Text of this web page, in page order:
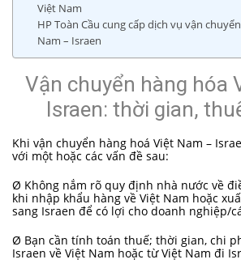
Việt Nam
HP Toàn Cầu cung cấp dịch vụ vận
Nam – Israen
Vận chuyển hàng hóa
Israen: thời gian,
Khi vận chuyển hàng hoá Việt Nam –
với một hoặc các vấn đề sau:
Ø Không nắm rõ quy định nhà nước về
khi nhập khẩu hàng về Việt Nam hoặc
sang Israen để có lợi cho doanh nghiệp/
Ø Bạn cần tính toán thuế; thời gian, chi
Israen về Việt Nam hoặc từ Việt Nam đi